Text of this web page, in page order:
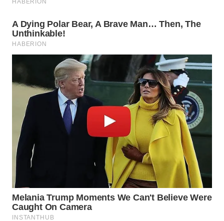
WN
TIMUR
WN
SEMARANG
WN
SOLO
BOROBUDUR
WN
WN
SURABAYA